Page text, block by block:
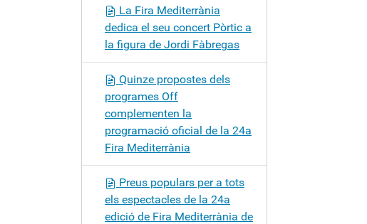
La Fira Mediterrània
dedica el seu concert Pòrtic a
la figura de Jordi Fàbregas
Quinze propostes dels
programes Off
complementen la
programació oficial de la 24a
Fira Mediterrània
Preus populars per a tots
els espectacles de la 24a
edició de Fira Mediterrània de